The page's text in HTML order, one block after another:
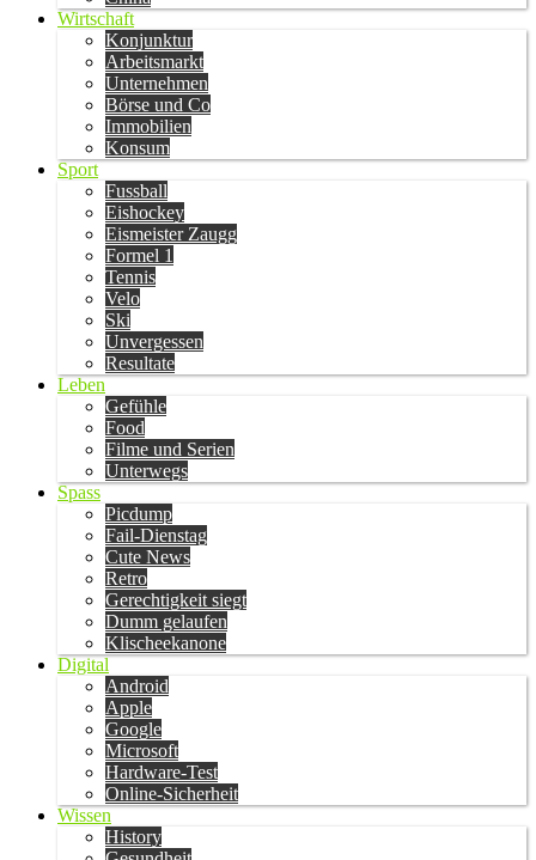
Wirtschaft
Konjunktur
Arbeitsmarkt
Unternehmen
Börse und Co
Immobilien
Konsum
Sport
Fussball
Eishockey
Eismeister Zaugg
Formel 1
Tennis
Velo
Ski
Unvergessen
Resultate
Leben
Gefühle
Food
Filme und Serien
Unterwegs
Spass
Picdump
Fail-Dienstag
Cute News
Retro
Gerechtigkeit siegt
Dumm gelaufen
Klischeekanone
Digital
Android
Apple
Google
Microsoft
Hardware-Test
Online-Sicherheit
Wissen
History